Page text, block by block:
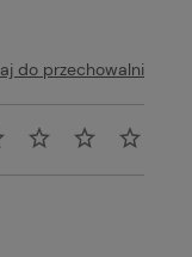
do przechowalni